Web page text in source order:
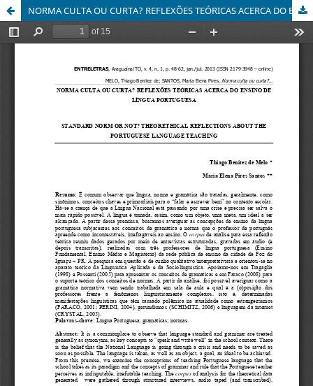
NORMA CULTA OU CURTA? REFLEXÕES TEÓRICAS ACERCA DO ENSINO DE LÍNGUA PORTUGUESA